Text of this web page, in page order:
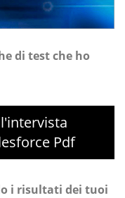
di test che ho
Pdf
i risultati dei tuoi